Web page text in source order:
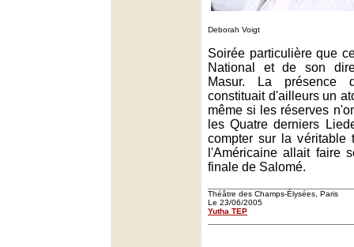
Deborah Voigt
Soirée particulière que
National et de son
Masur. La présence
constituait d'ailleurs un
même si les réserves
les Quatre derniers
compter sur la véritable
l'Américaine allait faire
finale de Salomé.
Théâtre des Champs-Élysées, Paris
Le 23/06/2005
Yutha TEP